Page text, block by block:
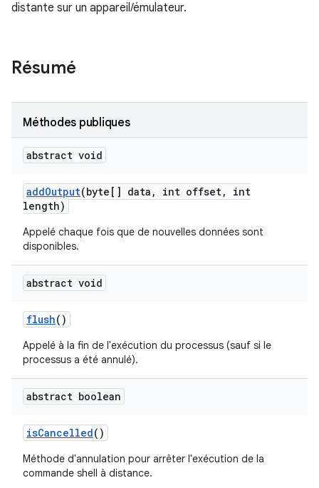
distante sur un appareil/émulateur.
Résumé
Méthodes publiques
abstract void
addOutput(byte[] data , int offset,
int
length)
Appelé chaque fois que de nouvelles données sont
disponibles.
abstract void
flush()
Appelé à la fin de l'exécution du processus (sauf si le
processus a été annulé).
abstract boolean
isCancelled()
Méthode d'annulation pour arrêter l'exécution de la
commande shell à distance.